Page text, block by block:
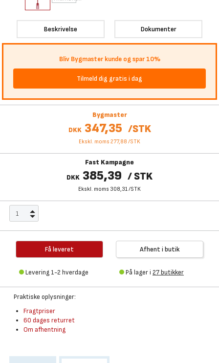
Beskrivelse Dokumenter
Bliv Bygmaster kunde og spar 10%
Tilmeld dig gratis i dag
Bygmaster
DKK 347,35 /STK
Ekskl. moms 277,88 /STK
Fast Kampagne
DKK 385,39 /STK
Ekskl. moms 308,31/STK
Få leveret
Levering 1-2 hverdage
Afhent i butik
På lager i 27 butikker
Praktiske oplysninger:
Fragtpriser
60 dages returret
Om afhentning